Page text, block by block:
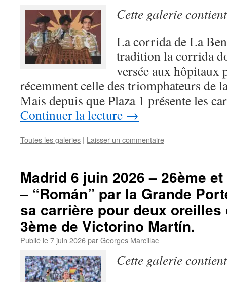
Cette galerie
La corrida de La
tradition la corrida
versée aux hôpitaux
récemment celle des triomphateurs de
Mais depuis que Plaza 1 présente les
Continuer la lecture →
Toutes les galeries | Laisser un commentaire
Madrid 6 juin 2026 – 26ème
– “Román” par la Grande
sa carrière pour deux oreilles
3ème de Victorino Martín.
Publié le7 juin 2026parGeorges Marcillac
Cette galerie